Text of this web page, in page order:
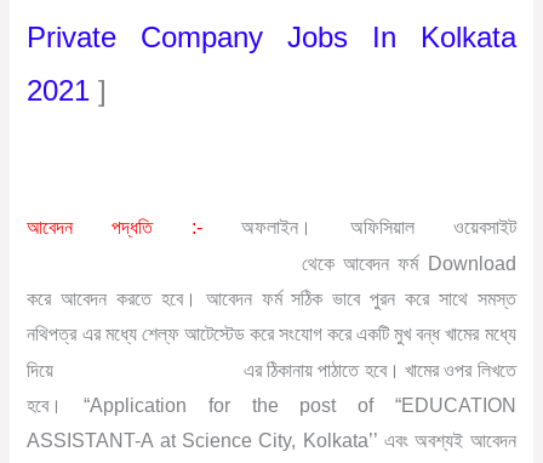
Private Company Jobs In Kolkata
2021 ]
আবেদন পদ্ধতি :- অফলাইন। অফিসিয়াল ওয়েবসাইট
থেকে আবেদন ফর্ম Download
করে আবেদন করতে হবে। আবেদন ফর্ম সঠিক ভাবে পুরন করে সাথে সমস্ত
নথিপত্র এর মধ্যে শেল্ফ আটেস্টেড করে সংযোগ করে একটি মুখ বন্ধ খামের মধ্যে
দিয়ে
এর ঠিকানায় পাঠাতে হবে। খামের ওপর লিখতে
হবে।“Application for the post of “EDUCATION
ASSISTANT-A at Science City, Kolkata’’ এবং অবশ্যই আবেদন